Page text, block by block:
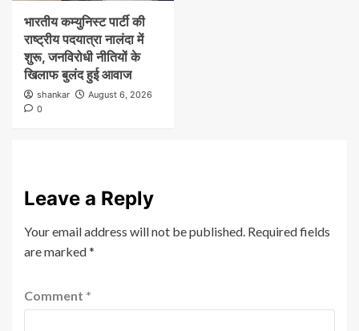
भारतीय कम्युनिस्ट पार्टी की
राष्ट्रीय पदयात्रा नालंदा में
शुरू, जनविरोधी नीतियों के
खिलाफ बुलंद हुई आवाज
shankar
August 6, 2026
0
Leave a Reply
Your email address will not be published. Required fields
are marked*
Comment *